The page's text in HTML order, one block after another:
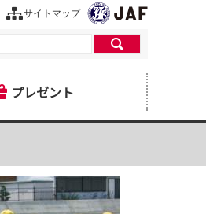
サイトマップ
プレゼント